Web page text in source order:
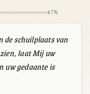
47%
de schuilplaats van
laat Mij uw
uw gedaante is